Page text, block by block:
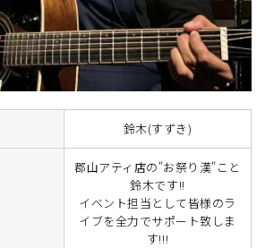
鈴木(すずき)
郡山アティ店の"お祭り漢"こと
鈴木です!!
イベント担当として皆様のラ
イブを全力でサポート致しま
す!!!